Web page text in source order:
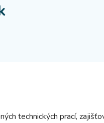
technických prací,